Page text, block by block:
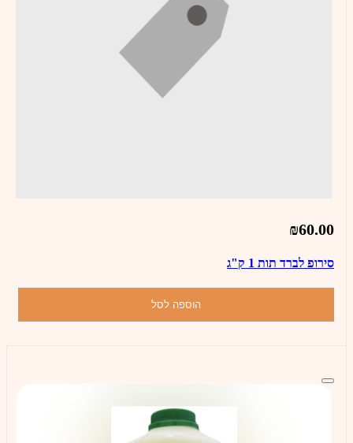
₪60.00
סירופ לברד תות 1 ק"ג
הוספה לסל